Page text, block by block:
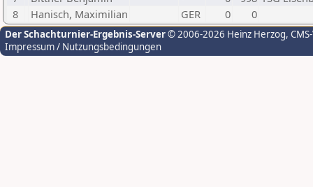
8
Hanisch, Maximilian GER 0 0
Der Schachturnier-Ergebnis-Server© 2006-2026 Heinz Herzog,
Impressum / Nutzungsbedingungen